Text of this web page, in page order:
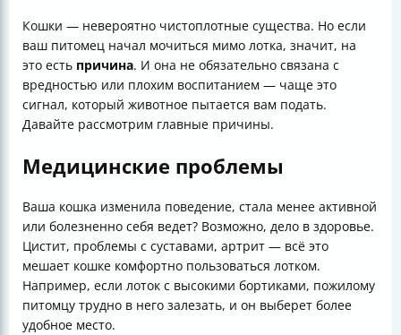
Кошки — невероятно чистоплотные существа. Но если
ваш питомец начал мочиться мимо лотка, значит, на
это есть причина. И она не обязательно связана с
вредностью или плохим воспитанием — чаще это
сигнал, который животное пытается вам подать.
Давайте рассмотрим главные причины.
Медицинские проблемы
Ваша кошка изменила поведение, стала менее активной
или болезненно себя ведет? Возможно, дело в здоровье.
Цистит, проблемы с суставами, артрит — всё это
мешает кошке комфортно пользоваться лотком.
Например, если лоток с высокими бортиками, пожилому
питомцу трудно в него залезать, и он выберет более
удобное место.